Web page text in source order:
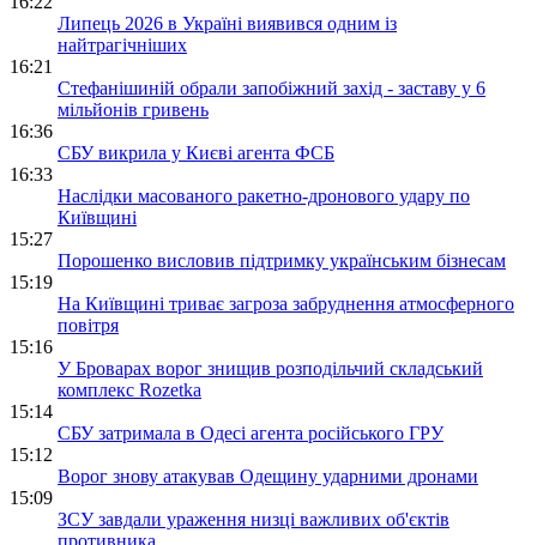
Липець 2026 в Україні виявився одним із
найтрагічніших
16:21
Стефанішиній обрали запобіжний захід - заставу у 6
мільйонів гривень
16:36
СБУ викрила у Києві агента ФСБ
16:33
Наслідки масованого ракетно-дронового удару по
Київщині
15:27
Порошенко висловив підтримку українським бізнесам
15:19
На Київщині триває загроза забруднення атмосферного
повітря
15:16
У Броварах ворог знищив розподільчий складський
комплекс Rozetka
15:14
СБУ затримала в Одесі агента російського ГРУ
15:12
Ворог знову атакував Одещину ударними дронами
15:09
ЗСУ завдали ураження низці важливих об'єктів